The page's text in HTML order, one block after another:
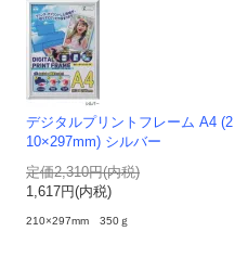
デジタルプリントフレーム A4 (2
10×297mm) シルバー
定価2,310円(内税)
1,617円(内税)
210×297mm 350ｇ